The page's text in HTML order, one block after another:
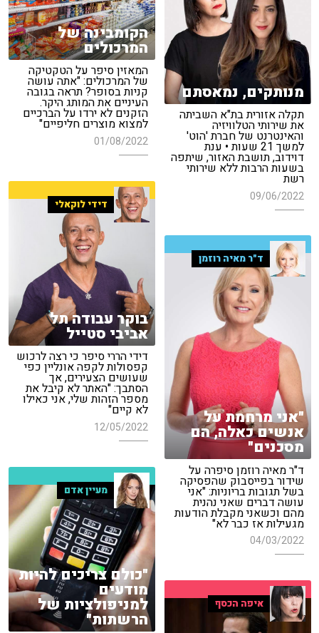
הקומבינה של
המרכולים
המאזין סיפר על הטקטיקה
של המרכולים: "אתה עושה
קניות בסופר? תראה בגובה
העיניים את המותג היקר.
הזקנים לא ירדו על הברכיים
למצוא מוצרים חליפיים"
01/08/2022
מנותקים, נמאסתם
תקלה אזורית בת"א השביתה
את שירותי הטלוויזיה
והאינטרנט של חברת 'הוט'
למשך 21 שעות • ענת
דוידוב, תושבת האזור, שיתפה
בשעות הרבות ללא שירותי
רשת
09/06/2022
דידי לוקאלי
בוקר עבודה תל
אביבי סטייל
דידי הררי סיפר כי רצה לרכוש
קפסולות לקפה אונליין כפי
שעושים הצעירים, אך
הסתבך: "האתר לא קיבל את
מספר הזהות שלי, אני כאילו
לא קיים"
12/05/2022
ד"ר מאיה רוזמן
"אני מרחמת על
אנשים כאלה, הם
מסכנים"
ד"ר מאיה רוזמן סיפרה על
שידור בפייסבוק שהפסיקה
בשל תגובות בריוניות: "אני
עושה דברים שאני נהנית
מהם וכשאני מקבלת הודעות
מגעילות אז כבר לא"
04/03/2022
מעיין אדם
"כולם צריכים להיות
מודעים
למניפולציות של
הרשתות"
איפה הכסף